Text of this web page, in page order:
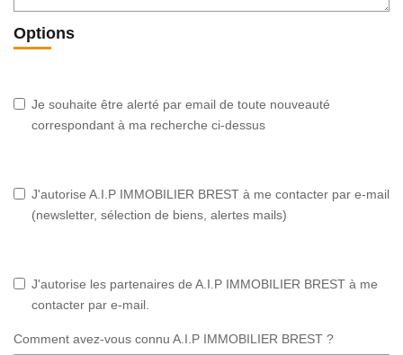
Options
Je souhaite être alerté par email de toute nouveauté
correspondant à ma recherche ci-dessus
J'autorise A.I.P IMMOBILIER BREST à me contacter par e-mail
(newsletter, sélection de biens, alertes mails)
J'autorise les partenaires de A.I.P IMMOBILIER BREST à me
contacter par e-mail.
Comment avez-vous connu A.I.P IMMOBILIER BREST ?